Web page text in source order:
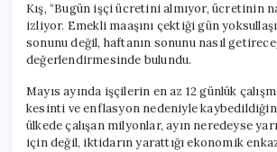
Kış, “Bugün işçi ücretini almıyor, ücretinin
izliyor. Emekli maaşını çektiği gün
sonunu değil, haftanın sonunu nasıl
değerlendirmesinde bulundu.
Mayıs ayında işçilerin en az 12 günlük
kesinti ve enflasyon nedeniyle kaybedildiğini
ülkede çalışan milyonlar, ayın neredeyse
için değil, iktidarın yarattığı ekonomik